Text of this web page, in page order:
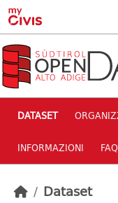
Skip to main content
DATASET
INFORMAZIONI FAQ
Dataset